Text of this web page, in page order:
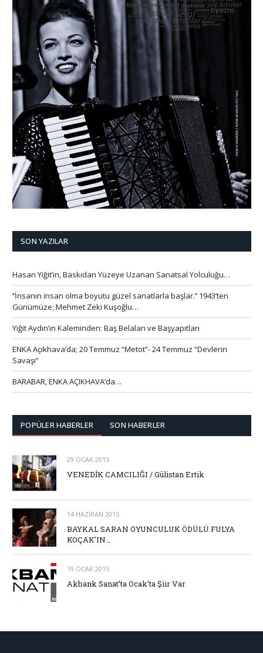
SON YAZILAR
Hasan Yiğit’in, Baskıdan Yüzeye Uzanan Sanatsal Yolculuğu…
‘’İnsanın insan olma boyutu güzel sanatlarla başlar.’’ 1943’ten
Günümüze; Mehmet Zeki Kuşoğlu…
Yiğit Aydın’ın Kaleminden: Baş Belaları ve Başyapıtları
ENKA Açıkhava’da; 20 Temmuz “Metot”- 24 Temmuz “Devlerin
Savaşı”
BARABAR, ENKA AÇIKHAVA’da…
POPÜLER HABERLER SON HABERLER
29 OCAK 2015
VENEDİK CAMCILIĞI / Gülistan Ertik
14 HAZIRAN 2015
BAYKAL SARAN OYUNCULUK ÖDÜLÜ FULYA
KOÇAK’IN…
19 OCAK 2015
Akbank Sanat’ta Ocak’ta Şiir Var